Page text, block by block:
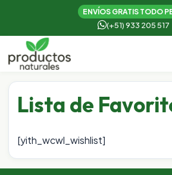
ENVÍOS GRATIS TODO
(+51) 933 205 517
Lista de
[yith_wcwl_wishlist]